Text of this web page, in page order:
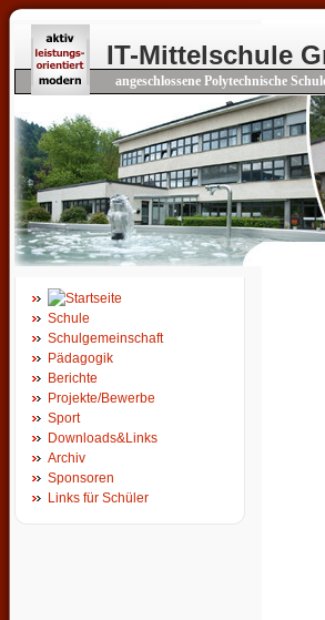
IT-Mittelschule
angeschlossene Polytechnische
Schule
Schulgemeinschaft
Pädagogik
Berichte
Projekte/Bewerbe
Sport
Downloads&Links
Archiv
Sponsoren
Links für Schüler